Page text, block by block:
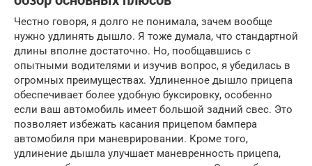
Честно говоря, я долго не понимала, зачем вообще
нужно удлинять дышло. Я тоже думала, что стандартной
длины вполне достаточно. Но, пообщавшись с
опытными водителями и изучив вопрос, я убедилась в
огромных преимуществах. Удлиненное дышло прицепа
обеспечивает более удобную буксировку, особенно
если ваш автомобиль имеет большой задний свес. Это
позволяет избежать касания прицепом бампера
автомобиля при маневрировании. Кроме того,
удлинение дышла улучшает маневренность прицепа,